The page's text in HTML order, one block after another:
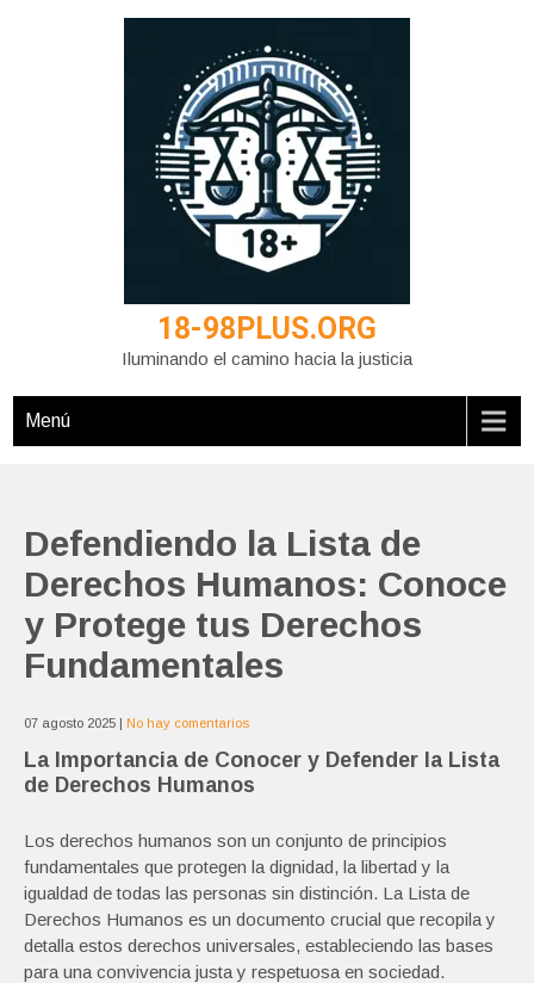
18-98PLUS.ORG
Iluminando el camino hacia la justicia
Menú
Defendiendo la Lista de
Derechos Humanos: Conoce
y Protege tus Derechos
Fundamentales
07 agosto 2025 | No hay comentarios
La Importancia de Conocer y Defender la Lista
de Derechos Humanos
Los derechos humanos son un conjunto de principios
fundamentales que protegen la dignidad, la libertad y la
igualdad de todas las personas sin distinción. La Lista de
Derechos Humanos es un documento crucial que recopila y
detalla estos derechos universales, estableciendo las bases
para una convivencia justa y respetuosa en sociedad.